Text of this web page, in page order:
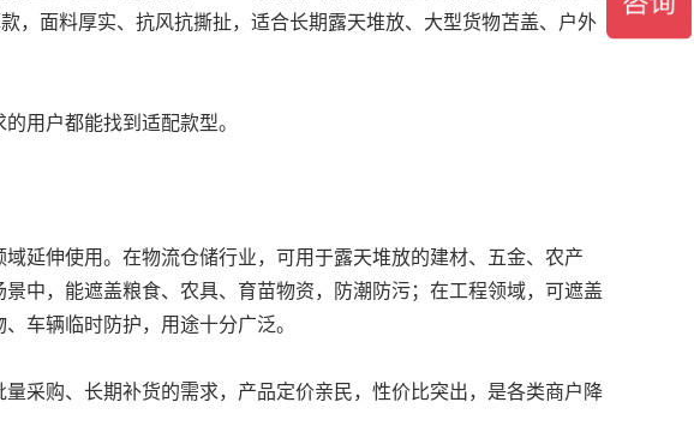
，面料厚实、抗风抗撕扯，适合长期露天堆放、大型货物苫盖、户外
用户都能找到适配款型。
延伸使用。在物流仓储行业，可用于露天堆放的建材、五金、农产
中，能遮盖粮食、农具、育苗物资，防潮防污；在工程领域，可遮盖
车辆临时防护，用途十分广泛。
采购、长期补货的需求，产品定价亲民，性价比突出，是各类商户降